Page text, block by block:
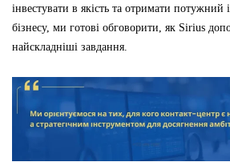
інвестувати в якість та отримати потужний
бізнесу, ми готові обговорити, як Sirius
найскладніші завдання.